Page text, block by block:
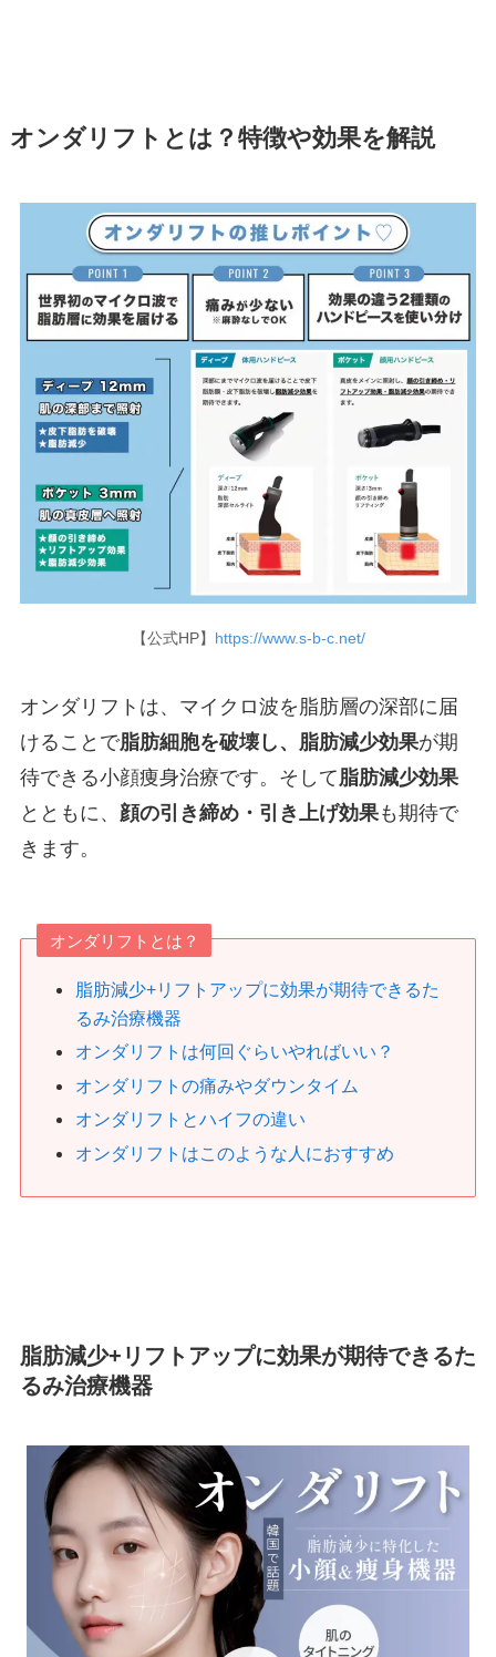
オンダリフトとは？特徴や効果を解説
【公式HP】 https://www.s-b-c.net/
オンダリフトは、マイクロ波を脂肪層の深部に届
けることで脂肪細胞を破壊し、脂肪減少効果が期
待できる小顔痩身治療です。そして 脂肪減少効果
とともに、 顔の引き締め・引き上げ効果も期待で
きます。
オンダリフトとは？
脂肪減少+リフトアップに効果が期待できるた
るみ治療機器
オンダリフトは何回ぐらいやればいい？
オンダリフトの痛みやダウンタイム
オンダリフトとハイフの違い
オンダリフトはこのような人におすすめ
脂肪減少+リフトアップに効果が期待できるた
るみ治療機器